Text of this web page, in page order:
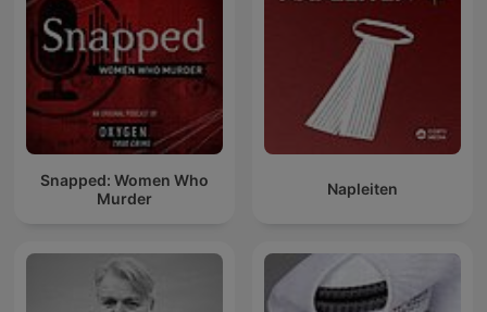
Snapped: Women Who
Murder
Napleiten